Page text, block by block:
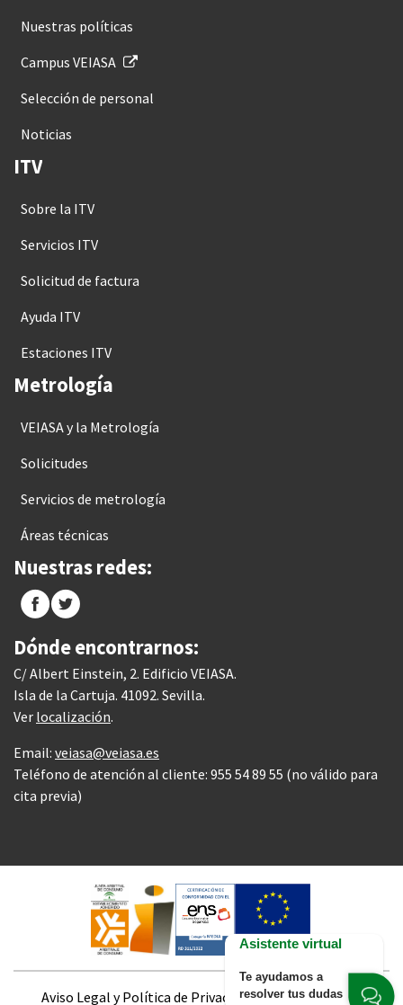
Nuestras políticas
Campus VEIASA
Selección de personal
Noticias
ITV
Sobre la ITV
Servicios ITV
Solicitud de factura
Ayuda ITV
Estaciones ITV
Metrología
VEIASA y la Metrología
Solicitudes
Servicios de metrología
Áreas técnicas
Nuestras redes:
Dónde encontrarnos:
C/ Albert Einstein, 2. Edificio VEIASA.
Isla de la Cartuja. 41092. Sevilla.
Ver localización.
Email: veiasa@veiasa.es
Teléfono de atención al cliente: 955 54 89 55 (no válido para
cita previa)
Aviso Legal y Política de Privacidad Accesibilidad
Asistente virtual
Te ayudamos a
resolver tus dudas